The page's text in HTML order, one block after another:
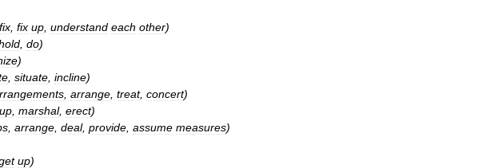
fix fix up understand each other)
do)
)
situate incline)
arrange treat, concert)
up marshal, erect)
arrange deal, provide assume measures)
up)